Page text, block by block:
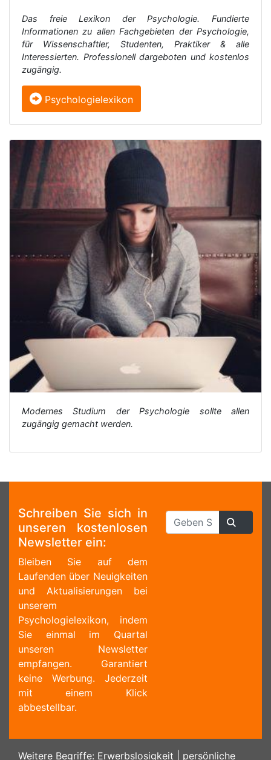
Das freie Lexikon der Psychologie. Fundierte
Informationen zu allen Fachgebieten der Psychologie,
für Wissenschaftler, Studenten, Praktiker & alle
Interessierten. Professionell dargeboten und kostenlos
zugängig.
Psychologielexikon
Modernes Studium der Psychologie sollte allen
zugängig gemacht werden.
Schreiben Sie sich in
unseren kostenlosen
Newsletter ein:
Bleiben Sie auf dem
Laufenden über Neuigkeiten
und Aktualisierungen bei
unserem
Psychologielexikon, indem
Sie einmal im Quartal
unseren Newsletter
empfangen. Garantiert
keine Werbung. Jederzeit
mit einem Klick
abbestellbar.
Weitere Begriffe: Erwerbslosigkeit persönliche